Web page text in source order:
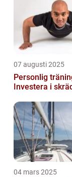
07 augusti 2025
Personlig
Investera i
04 mars 2025